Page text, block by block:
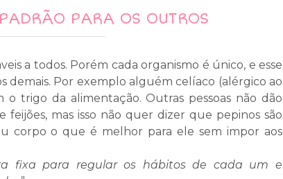
PARA OS OUTROS
a todos. Porém cada organismo é único, e esse
demais. Por exemplo alguém celíaco (alérgico ao
trigo da alimentação. Outras pessoas não dão
mas isso não quer dizer que pepinos são
corpo o que é melhor para ele sem impor aos
fixa para regular os hábitos de cada um e